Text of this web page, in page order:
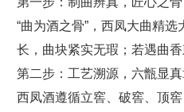
“曲为酒之骨”，西凤大曲精
长，曲块紧实无瑕；若遇曲
第二步：工艺溯源，六甑显
西凤酒遵循立窖、破窖、顶